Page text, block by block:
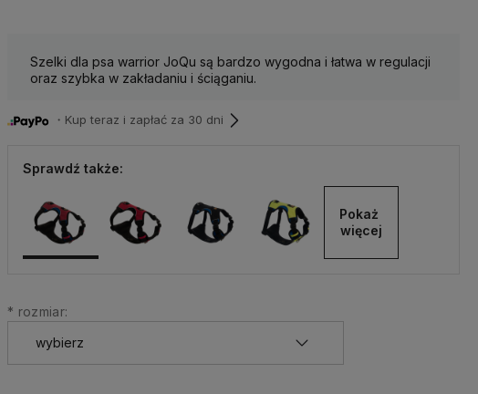
Szelki dla psa warrior JoQu są bardzo wygodna i łatwa w regulacji
oraz szybka w zakładaniu i ściąganiu.
・Kup teraz i zapłać za 30 dni
Sprawdź także:
Pokaż
więcej
* rozmiar: